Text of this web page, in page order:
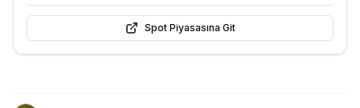
Spot Piyasasına Git